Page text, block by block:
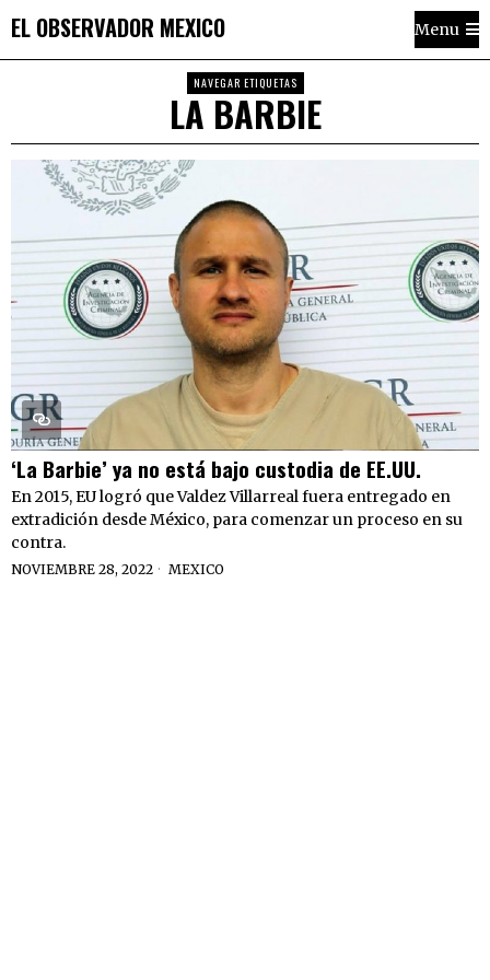
EL OBSERVADOR MEXICO Menu
NAVEGAR ETIQUETAS
LA BARBIE
‘La Barbie’ ya no está bajo custodia de EE.UU.
En 2015, EU logró que Valdez Villarreal fuera entregado en
extradición desde México, para comenzar un proceso en su
contra.
NOVIEMBRE 28, 2022 MEXICO